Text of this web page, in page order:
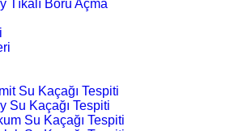
Tıkalı Boru Açma
Su Kaçağı Tespiti
Su Kaçağı Tespiti
Su Kaçağı Tespiti